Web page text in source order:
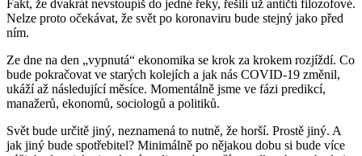
Fakt, že dvakrát nevstoupíš do jedné řeky, řešili už antičtí filozofové.
Nelze proto očekávat, že svět po koronaviru bude stejný jako před
ním.
Ze dne na den „vypnutá“ ekonomika se krok za krokem rozjíždí. Co
bude pokračovat ve starých kolejích a jak nás COVID-19 změnil,
ukáží až následující měsíce. Momentálně jsme ve fázi predikcí,
manažerů, ekonomů, sociologů a politiků.
Svět bude určitě jiný, neznamená to nutně, že horší. Prostě jiný. A
jak jiný bude spotřebitel? Minimálně po nějakou dobu si bude více